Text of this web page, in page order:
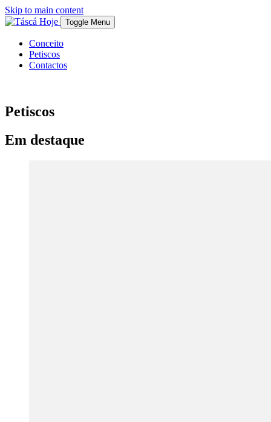
Skip to main content
Toggle Menu
Conceito
Petiscos
Contactos
Petiscos
Em destaque